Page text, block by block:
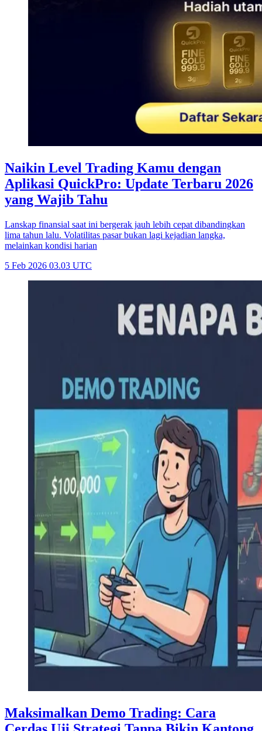
Naikin Level Trading Kamu dengan
Aplikasi QuickPro: Update Terbaru 2026
yang Wajib Tahu
Lanskap finansial saat ini bergerak jauh lebih cepat dibandingkan
lima tahun lalu. Volatilitas pasar bukan lagi kejadian langka,
melainkan kondisi harian
5 Feb 2026 03.03 UTC
Maksimalkan Demo Trading: Cara